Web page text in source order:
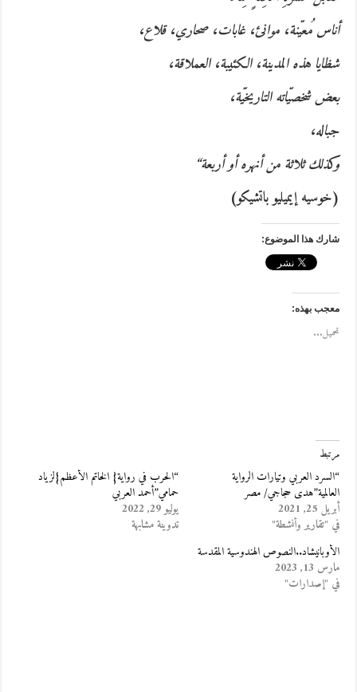
أناس مُعيّنة، موانئ، غابات، صحاري، قلاع،
شظايا هذه المدينة، الكئيبة، العملاقة،
بعض شخصيّاته التاريخيّة،
جباله،
وكذلك ثلاثة من أنهره أو أربعة“
(خوسيه إيميليو باتشيكو)
شارك هذا الموضوع:
معجب بهذه:
تحميل...
مرتبط
“السرد العربي وتيارات الرواية
العالمية”هدى حجاجي/ مصر
أبريل 25, 2021
في "تقارير وأنشطة"
“الحرب في رواية{ الخاتم الأعظم}لزياد
حمامي”أحمد العربي
يوليو 29, 2022
تدوينة مشابهة
الأوبانيشاد..النصوص الهندوسية المقدسة
مارس 13, 2023
في "إصدارات"